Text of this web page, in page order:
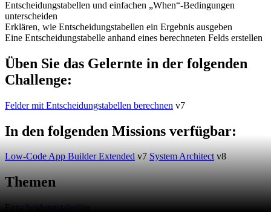
Entscheidungstabellen und einfachen „When“-Bedingungen
unterscheiden
Erklären, wie Entscheidungstabellen ein Ergebnis ausgeben
Eine Entscheidungstabelle anhand eines berechneten Felds erstellen
Üben Sie das Gelernte in der folgenden
Challenge:
Felder mit Entscheidungstabellen berechnen v7
In den folgenden Missions verfügbar:
Low-Code App Builder Extended v7 System Architectv8
Themen
Entscheidungstabellen